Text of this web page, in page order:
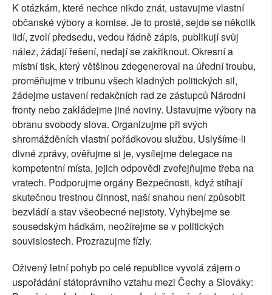
K otázkám, které nechce nikdo znát, ustavujme vlastní
občanské výbory a komise. Je to prosté, sejde se několik
lidí, zvolí předsedu, vedou řádně zápis, publikují svůj
nález, žádají řešení, nedají se zakřiknout. Okresní a
místní tisk, který většinou zdegeneroval na úřední troubu,
proměňujme v tribunu všech kladných politických sil,
žádejme ustavení redakčních rad ze zástupců Národní
fronty nebo zakládejme jiné noviny. Ustavujme výbory na
obranu svobody slova. Organizujme při svých
shromážděních vlastní pořádkovou službu. Uslyšíme-li
divné zprávy, ověřujme si je, vysílejme delegace na
kompetentní místa, jejich odpovědi zveřejňujme třeba na
vratech. Podporujme orgány Bezpečnosti, když stíhají
skutečnou trestnou činnost, naší snahou není způsobit
bezvládí a stav všeobecné nejistoty. Vyhýbejme se
sousedským hádkám, neožírejme se v politických
souvislostech. Prozrazujme fízly.
Oživený letní pohyb po celé republice vyvolá zájem o
uspořádání státoprávního vztahu mezi Čechy a Slováky: